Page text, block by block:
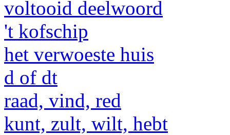
voltooid deelwoord
't kofschip
het verwoeste huis
d of dt
raad, vind, red
kunt, zult, wilt, hebt